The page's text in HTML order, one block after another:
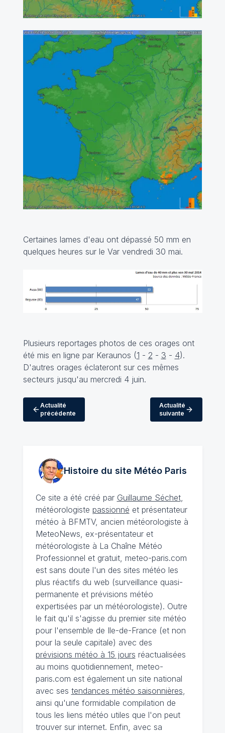
Certaines lames d'eau ont dépassé 50 mm en
quelques heures sur le Var vendredi 30 mai.
Plusieurs reportages photos de ces orages ont
été mis en ligne par Keraunos (1 - 2 - 3 - 4).
D'autres orages éclateront sur ces mêmes
secteurs jusqu'au mercredi 4 juin.
Actualité
précédente
Actualité
suivante
Histoire du site MétéoParis
Ce site a été créé par Guillaume Séchet,
météorologiste passionné et présentateur
météo à BFMTV, ancien météorologiste à
MeteoNews, ex-présentateur et
météorologiste à La Chaîne Météo
Professionnel et gratuit, meteo-paris.com
est sans doute l'un des sites météo les
plus réactifs du web (surveillance quasi-
permanente et prévisions météo
expertisées par un météorologiste). Outre
le fait qu'il s'agisse du premier site météo
pour l'ensemble de Ile-de-France (et non
pour la seule capitale) avec des
prévisions météo à 15 jours réactualisées
au moins quotidiennement, meteo-
paris.com est également un site national
avec ses tendances météo saisonnières,
ainsi qu'une formidable compilation de
tous les liens météo utiles que l'on peut
trouver sur internet. Enfin, avec sa